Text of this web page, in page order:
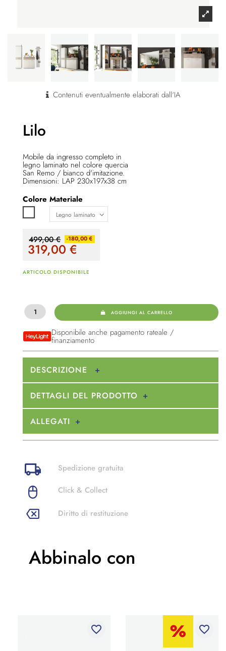
Contenuti eventualmente elaborati dall'IA
Lilo
Mobile da ingresso completo in
legno laminato nel colore quercia
San Remo / bianco d'imitazione.
Dimensioni: LAP 230x197x38 cm
Colore Materiale
499,00 € -180,00 €
319,00€
ARTICOLO DISPONIBILE
AGGIUNGI AL CARRELLO
Disponibile anche pagamento rateale /
finanziamento
DESCRIZIONE
DETTAGLI DEL PRODOTTO
ALLEGATI
Spedizione gratuita
Click & Collect
Diritto di restituzione
Abbinalo con
favorite_border favorite_border